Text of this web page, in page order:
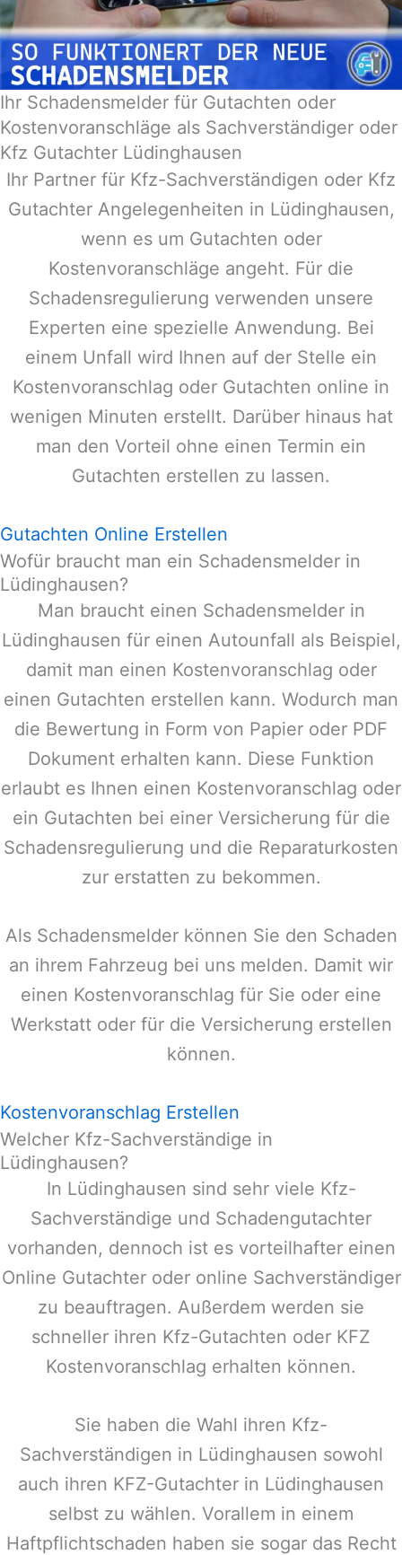
Ihr Schadensmelder für Gutachten oder
Kostenvoranschläge als Sachverständiger oder
Kfz Gutachter Lüdinghausen
Ihr Partner für Kfz-Sachverständigen oder Kfz
Gutachter Angelegenheiten in Lüdinghausen,
wenn es um Gutachten oder
Kostenvoranschläge angeht. Für die
Schadensregulierung verwenden unsere
Experten eine spezielle Anwendung. Bei
einem Unfall wird Ihnen auf der Stelle ein
Kostenvoranschlag oder Gutachten online in
wenigen Minuten erstellt. Darüber hinaus hat
man den Vorteil ohne einen Termin ein
Gutachten erstellen zu lassen.
Gutachten Online Erstellen
Wofür braucht man ein Schadensmelder in
Lüdinghausen?
Man braucht einen Schadensmelder in
Lüdinghausen für einen Autounfall als Beispiel,
damit man einen Kostenvoranschlag oder
einen Gutachten erstellen kann. Wodurch man
die Bewertung in Form von Papier oder PDF
Dokument erhalten kann. Diese Funktion
erlaubt es Ihnen einen Kostenvoranschlag oder
ein Gutachten bei einer Versicherung für die
Schadensregulierung und die Reparaturkosten
zur erstatten zu bekommen.
Als Schadensmelder können Sie den Schaden
an ihrem Fahrzeug bei uns melden. Damit wir
einen Kostenvoranschlag für Sie oder eine
Werkstatt oder für die Versicherung erstellen
können.
Kostenvoranschlag Erstellen
Welcher Kfz-Sachverständige in
Lüdinghausen?
In Lüdinghausen sind sehr viele Kfz-
Sachverständige und Schadengutachter
vorhanden, dennoch ist es vorteilhafter einen
Online Gutachter oder online Sachverständiger
zu beauftragen. Außerdem werden sie
schneller ihren Kfz-Gutachten oder KFZ
Kostenvoranschlag erhalten können.
Sie haben die Wahl ihren Kfz-
Sachverständigen in Lüdinghausen sowohl
auch ihren KFZ-Gutachter in Lüdinghausen
selbst zu wählen. Vorallem in einem
Haftpflichtschaden haben sie sogar das Recht